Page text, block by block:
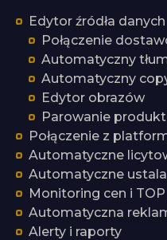
Edytor źródła danych
Połączenie
Automatyczny
Automatyczny
Edytor obrazów
Parowanie
Połączenie z
Automatyczne
Automatyczne
Monitoring cen i
Automatyczna
Alerty i raporty